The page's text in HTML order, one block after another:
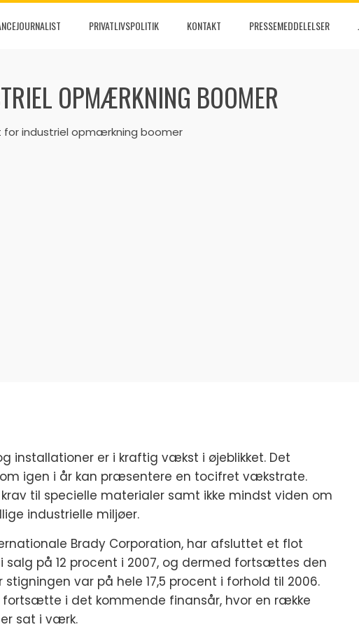
PRIVATLIVSPOLITIK KONTAKT PRESSEMEDDELELSER
OPMÆRKNING BOOMER
for industriel opmærkning boomer
installationer er i kraftig vækst i øjeblikket. Det
igen i år kan præsentere en tocifret vækstrate.
til specielle materialer samt ikke mindst viden om
industrielle miljøer.
Brady Corporation, har afsluttet et flot
salg på 12 procent i 2007, og dermed fortsættes den
var på hele 17,5 procent i forhold til 2006.
i det kommende finansår, hvor en række
sat i værk.